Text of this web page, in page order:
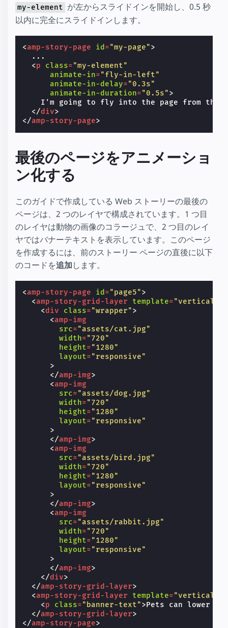
my-element が左からスライドインを開始し、0.5 秒
以内に完全にスライドインします。
<amp-story-page id ="my-page">
  ...
<p class="my-element"
animate-in="fly-in-left"
animate-in-delay="0.3s"
animate-in-duration="0.5s">
I'm going to fly into the page from the
</div>
</amp-story-page>
最後のページをアニメーショ
ン化する
このガイドで作成している Web ストーリーの最後の
ページは、2 つのレイヤで構成されています。1 つ目
のレイヤは動物の画像のコラージュで、2 つ目のレイ
ヤではバナーテキストを表示しています。このページ
を作成するには、前のストーリー ページの直後に以下
のコードを追加します。
<amp-story-page id ="page5">
<amp-story-grid-layer template="vertical"
<div class="wrapper">
<amp-img
src="assets/cat.jpg"
width="720"
height="1280"
layout="responsive"
>
</amp-img>
<amp-img
src="assets/dog.jpg"
width="720"
height="1280"
layout="responsive"
>
</amp-img>
<amp-img
src="assets/bird.jpg"
width="720"
height="1280"
layout="responsive"
>
</amp-img>
<amp-img
src="assets/rabbit.jpg"
width="720"
height="1280"
layout="responsive"
>
</amp-img>
</div>
</amp-story-grid-layer>
<amp-story-grid-layer template="vertical"
<p class="banner-text">Pets can lower
</amp-story-grid-layer>
</amp-story-page>